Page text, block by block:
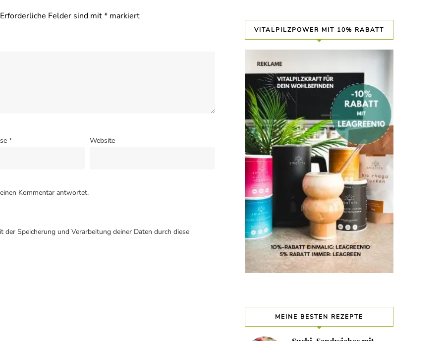
Erforderliche Felder sind mit* markiert
* Website
Kommentar antwortet.
Speicherung und Verarbeitung deiner Daten durch diese
VITALPILZPOWER MIT 10% RABATT
MEINE BESTEN REZEPTE